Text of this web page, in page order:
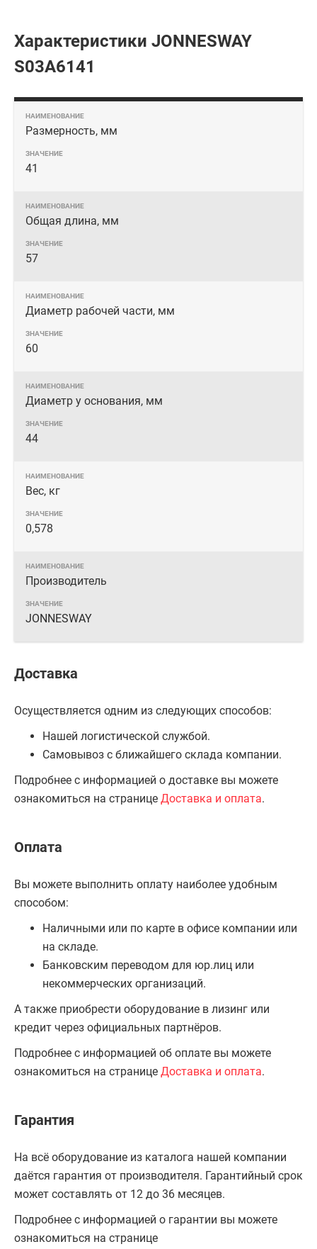
Характеристики JONNESWAY
S03A6141
Размерность, мм
41
Общая длина, мм
57
Диаметр рабочей части, мм
60
Диаметр у основания, мм
44
Вес, кг
0,578
Производитель
JONNESWAY
Доставка
Осуществляется одним из следующих способов:
Нашей логистической службой.
Самовывоз с ближайшего склада компании.
Подробнее с информацией о доставке вы можете
ознакомиться на странице Доставка и оплата.
Оплата
Вы можете выполнить оплату наиболее удобным
способом:
Наличными или по карте в офисе компании или
на складе.
Банковским переводом для юр.лиц или
некоммерческих организаций.
А также приобрести оборудование в лизинг или
кредит через официальных партнёров.
Подробнее с информацией об оплате вы можете
ознакомиться на странице Доставка и оплата.
Гарантия
На всё оборудование из каталога нашей компании
даётся гарантия от производителя. Гарантийный срок
может составлять от 12 до 36 месяцев.
Подробнее с информацией о гарантии вы можете
ознакомиться на странице